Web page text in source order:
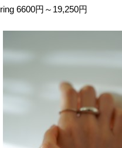
6600円～19,250円